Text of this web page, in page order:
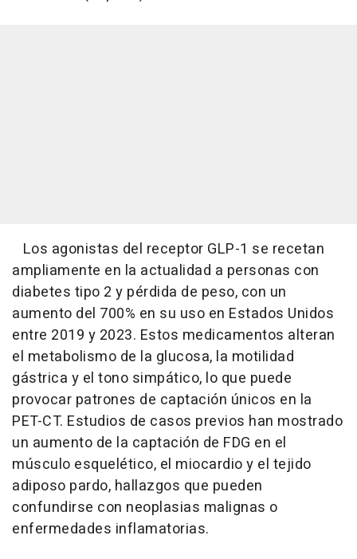
Los agonistas del receptor GLP-1 se recetan
ampliamente en la actualidad a personas con
diabetes tipo 2 y pérdida de peso, con un
aumento del 700% en su uso en Estados Unidos
entre 2019 y 2023. Estos medicamentos alteran
el metabolismo de la glucosa, la motilidad
gástrica y el tono simpático, lo que puede
provocar patrones de captación únicos en la
PET-CT. Estudios de casos previos han mostrado
un aumento de la captación de FDG en el
músculo esquelético, el miocardio y el tejido
adiposo pardo, hallazgos que pueden
confundirse con neoplasias malignas o
enfermedades inflamatorias.